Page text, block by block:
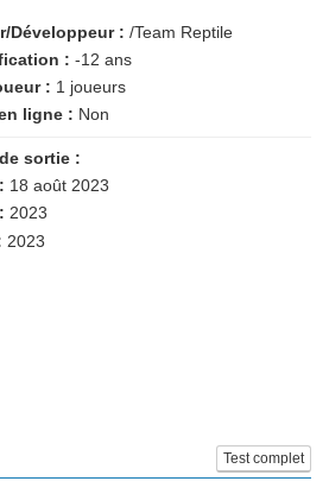
Développeur : /Team Reptile
: -12 ans
: 1 joueurs
ligne : Non
sortie :
18 août 2023
2023
2023
Test complet